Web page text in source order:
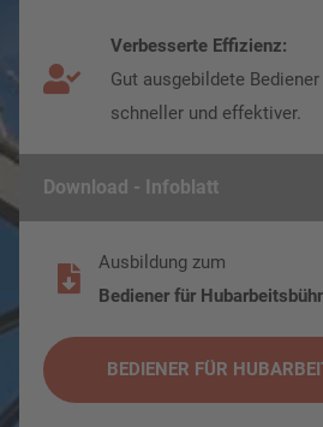
Verbesserte Effizienz:
Gut ausgebildete
schneller und effektiver.
Download - Infoblatt
Ausbildung zum
Bediener für
BEDIENER FÜR